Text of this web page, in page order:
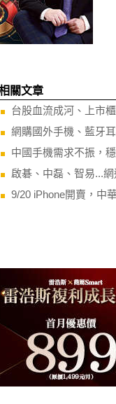
關文章
台股血流成河、上市
網購國外手機、藍牙
中國手機需求不振，
啟碁、中磊、智易...
9/20 iPhone開賣，中